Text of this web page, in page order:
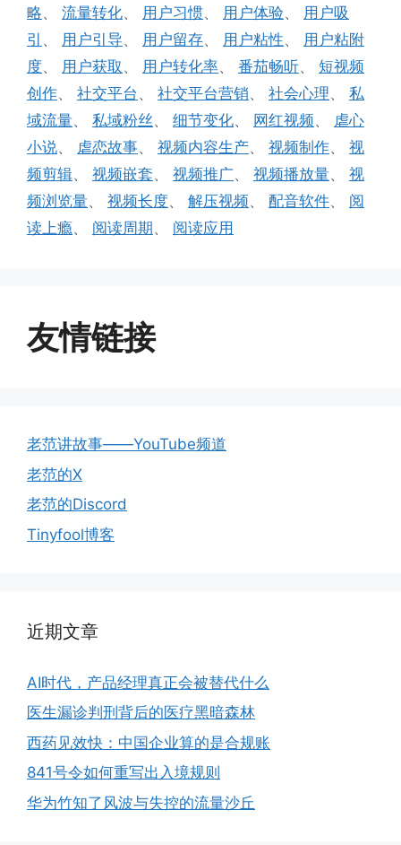
略、 流量转化、 用户习惯、 用户体验、 用户吸
引 、 用户引导、 用户留存、 用户粘性、 用户粘附
度、 用户获取 、 用户转化率、 番茄畅听、 短视频
创作、 社交平台 、 社交平台营销、 社会心理、 私
域流量、 私域粉丝、 细节变化、 网红视频、 虐心
小说、 虐恋故事、 视频内容生产、 视频制作、 视
频剪辑、 视频嵌套、 视频推广、 视频播放量、 视
频浏览量、 视频长度、 解压视频、 配音软件、 阅
读上瘾、 阅读周期、 阅读应用
友情链接
老范讲故事——YouTube频道
老范的X
老范的Discord
Tinyfool博客
近期文章
AI时代，产品经理真正会被替代什么
医生漏诊判刑背后的医疗黑暗森林
西药见效快：中国企业算的是合规账
841号令如何重写出入境规则
华为竹知了风波与失控的流量沙丘